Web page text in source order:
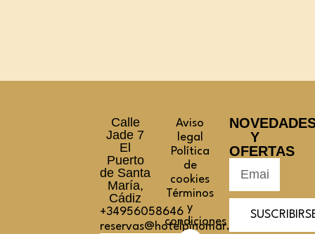
Calle
Jade 7
El
Puerto
de Santa
María,
Cádiz
+34956058646
reservas@hotelpinomar.com
Aviso
legal
Política
de
cookies
Términos
y
condiciones
Y
OFERTAS